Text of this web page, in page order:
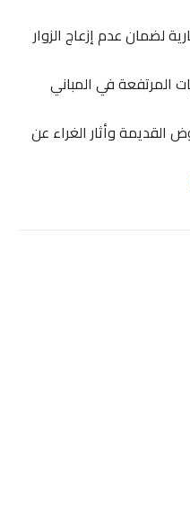
عدم إزعاج الزوار
في المباني
وأثار الغراء عن